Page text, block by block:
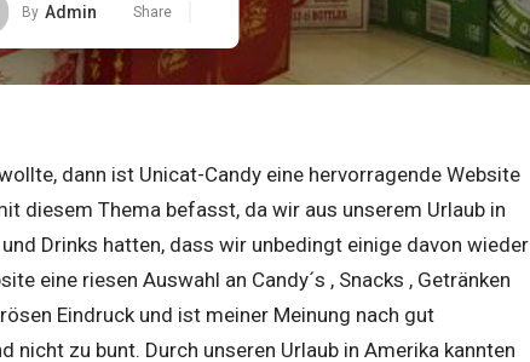
By Admin Share
dann ist Unicat-Candy eine hervorragende Website
diesem Thema befasst, da wir aus unserem Urlaub in
Drinks hatten, dass wir unbedingt einige davon wieder
eine riesen Auswahl an Candy´s , Snacks , Getränken
Eindruck und ist meiner Meinung nach gut
zu bunt. Durch unseren Urlaub in Amerika kannten